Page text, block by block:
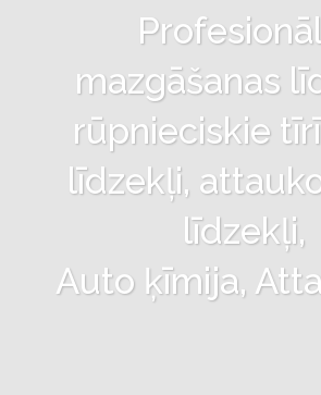
mazgāšanas
rūpnieciskie
līdzekļi,
līdzekļi,
Auto ķīmija,